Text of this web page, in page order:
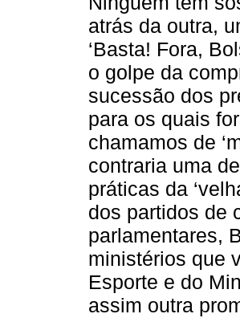
atrás da outra,
‘Basta! Fora,
o golpe da
sucessão dos
para os quais
chamamos de
contraria uma
práticas da
dos partidos de
parlamentares,
ministérios que
Esporte e do
assim outra